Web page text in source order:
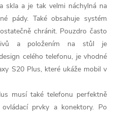
skla a je tak velmi náchylná na
pády. Také obsahuje systém
chránit. Pouzdro často
a položením na stůl je
celého telefonu, je vhodné
S20 Plus, které ukáže mobil v
musí také telefonu perfektně
prvky a konektory. Po